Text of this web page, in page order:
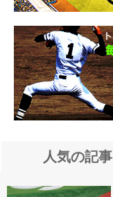
人気の記事